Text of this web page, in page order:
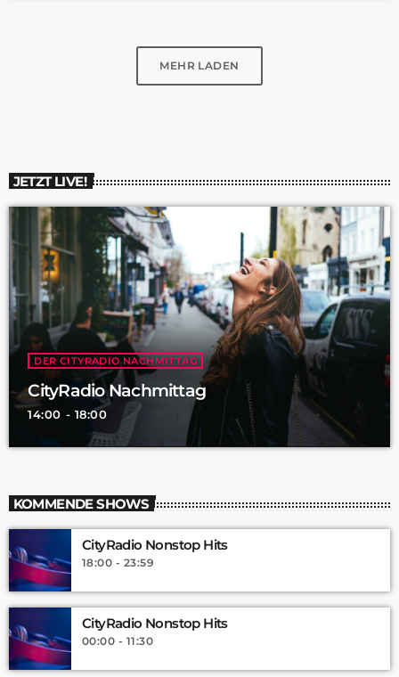
MEHR LADEN
JETZT LIVE!
DER CITYRADIO NACHMITTAG
CityRadio Nachmittag
14:00 - 18:00
KOMMENDE SHOWS
CityRadio Nonstop Hits
18:00 - 23:59
CityRadio Nonstop Hits
00:00 - 11:30